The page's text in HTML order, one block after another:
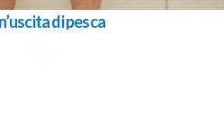
di pesca